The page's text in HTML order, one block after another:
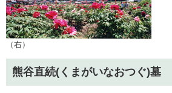
（右）
熊谷直続(くまがいなおつぐ)墓